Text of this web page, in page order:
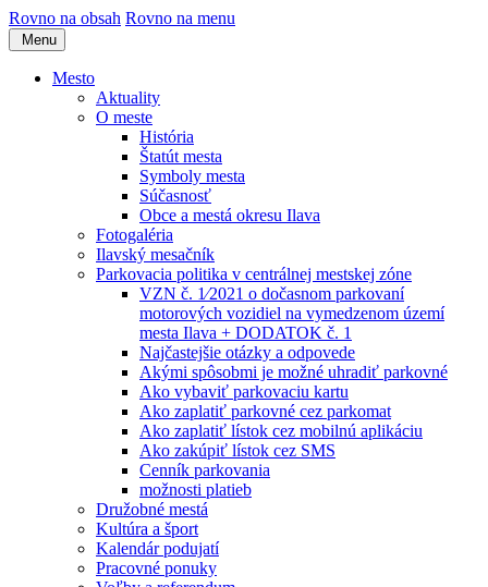
Rovno na obsah Rovno na menu
Menu
Mesto
Aktuality
O meste
História
Štatút mesta
Symboly mesta
Súčasnosť
Obce a mestá okresu Ilava
Fotogaléria
Ilavský mesačník
Parkovacia politika v centrálnej mestskej zóne
VZN č. 1⁄2021 o dočasnom parkovaní
motorových vozidiel na vymedzenom území
mesta Ilava + DODATOK č. 1
Najčastejšie otázky a odpovede
Akými spôsobmi je možné uhradiť parkovné
Ako vybaviť parkovaciu kartu
Ako zaplatiť parkovné cez parkomat
Ako zaplatiť lístok cez mobilnú aplikáciu
Ako zakúpiť lístok cez SMS
Cenník parkovania
možnosti platieb
Družobné mestá
Kultúra a šport
Kalendár podujatí
Pracovné ponuky